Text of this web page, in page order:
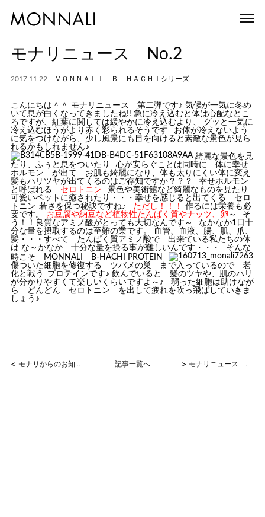
モナリニュース No.2
2017.11.22 ＭＯＮＮＡＬＩ Ｂ－ＨＡＣＨＩシリーズ
こんにちは＾＾ モナリニュース 第二弾です♪ 気候が一気に冬め
いて息が白くなってきましたね!! 急に冷え込むと体は心配なとこ
ろですが、紅葉に関しては緩やかに冷え込むより、 グッと一気に
冷え込むほうがより赤く彩られるそうです
お体が冷えないよう
に気をつけながら、少し風景にも目を向けると素敵な景色が見ら
れるかもしれません♪
綺麗な景色を見
たり、ふぅと息をついたり
心が安らぐことは同時に 体に幸せ
ホルモン が出て お肌も綺麗になり、体も太りにくい体に変え
髪もハリツヤが出てくるのはご存知ですか？？？
幸せホルモン
と呼ばれる セロトニン
景色や美術館など綺麗なものを見たり
可愛いペットに癒されたり・・・幸せを感じると出てくる セロ
トニン 若さを保つ秘訣ですね♪ ただし！！！
作るには栄養も必
要です。 お豆腐や納豆など植物性たんぱく質やナッツ、卵 ～
そ
う！！良質なアミノ酸がとっても大切なんです～
なかなか1日十
分な量を摂取するのは至難の業です。 血管、血液、腸、肌、爪、
髪・・・すべて たんぱく質アミノ酸で 出来ている私たちの体
は な～かなか 十分な量を摂る事が難しいんです・・・
そんな
時こそ MONNALI B-HACHI PROTEIN
傷ついた細胞を修復する ツバメの巣 まで入っているので 老
化と戦う
プロテインです♪ 飲んでいると 髪のツヤや、肌のハリ
が分かりやすくて楽しいくらいですよ～♪ 弱った細胞は助けなが
ら どんどん セロトニン を出して疲れを吹っ飛ばしていきま
しょう♪
< モナリからのお知らせ 記事一覧へ > モナリニュース No.3